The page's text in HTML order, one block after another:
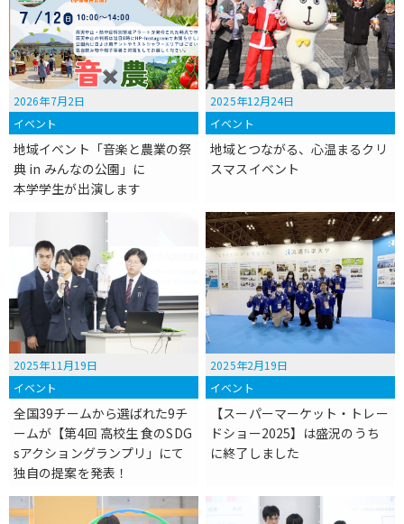
2026年7月2日
イベント
地域イベント「音楽と農業の祭
典 in みんなの公園」に
本学学生が出演します
2025年12月24日
イベント
地域とつながる、心温まるクリ
スマスイベント
2025年11月19日
イベント
全国39チームから選ばれた9チ
ームが【第4回 高校生 食のSDG
sアクショングランプリ」にて
独自の提案を発表！
2025年2月19日
イベント
【スーパーマーケット・トレー
ドショー2025】は盛況のうち
に終了しました